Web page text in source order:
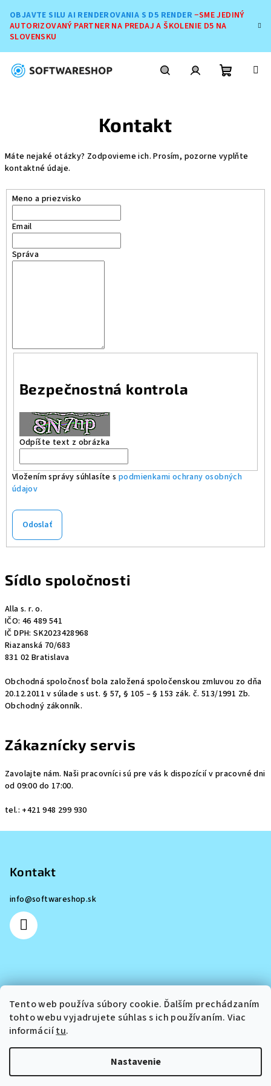
Tento web používa súbory cookie. Ďalším prechádzaním
tohto webu vyjadrujete súhlas s ich používaním. Viac
informáciítu.
Nastavenie
obsah
OBJAVTE SILU AI RENDEROVANIA S D5 RENDER −SME JEDINÝ
AUTORIZOVANÝ PARTNER NA PREDAJ A ŠKOLENIE D5 NA
SLOVENSKU
Kontakt
Máte nejaké otázky? Zodpovieme ich. Prosím, pozorne vyplňte
kontaktné údaje.
Meno a priezvisko
Email
Správa
Bezpečnostná kontrola
Odpíšte text z obrázka
Vložením správy súhlasíte s podmienkami ochrany osobných
údajov
Odoslať
Sídlo spoločnosti
Alla s. r. o.
IČO: 46 489 541
IČ DPH: SK2023428968
Riazanská 70/683
831 02 Bratislava
Obchodná spoločnosť bola založená spoločenskou zmluvou zo dňa
20.12.2011 v súlade s ust. § 57, § 105 – § 153 zák. č. 513/1991 Zb.
Obchodný zákonník.
Zákaznícky servis
Zavolajte nám. Naši pracovníci sú pre vás k dispozícií v pracovné dni
od 09:00 do 17:00.
tel.: +421 948 299 930
Kontakt
info@softwareshop.sk
O nás
Obchodné podmienky
Podmienky ochrany osobných údajov